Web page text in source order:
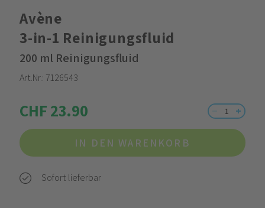
Avène
3-in-1 Reinigungsfluid
200 ml Reinigungsfluid
Art.Nr.: 7126543
CHF 23.90
IN DEN WARENKORB
Sofort lieferbar